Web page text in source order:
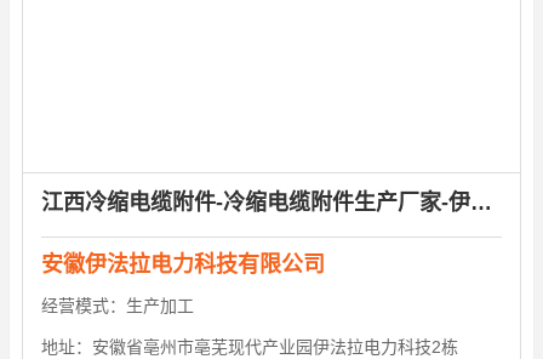
江西冷缩电缆附件-冷缩电缆附件生产厂家-伊法拉电力科技
安徽伊法拉电力科技有限公司
经营模式： 生产加工
地址： 安徽省亳州市亳芜现代产业园伊法拉电力科技2栋